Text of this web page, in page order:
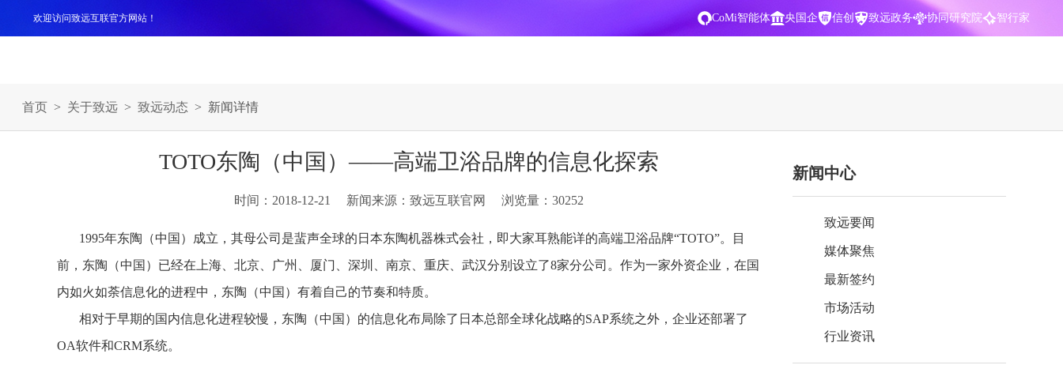
欢迎访问致远互联官方网站！ CoMi智能体 央国企 信创 致远政务 协同研究院 智行家
新一代AI智能体家族
CoMi Builder CoMi APP
Agent驱动，千人千面，高效办公
协同运营与业务创新深度融合
央国企一体化 文事会一体化
让数字资产为企业运营管理决策提供
信创
安全可控的信创 全面适配 助力专精特新企业实力进阶 构建一体化协同运营管理平台
智能风控合规
首页 > 关于致远 > 致远动态 > 新闻详情
新闻中心
致远要闻
媒体聚焦
最新签约
市场活动
行业资讯
TOTO东陶（中国）——高端卫浴品牌的信息化探索
时间：2018-12-21 新闻来源：致远互联官网 浏览量：30252
1995年东陶（中国）成立，其母公司是蜚声全球的日本东陶机器株式会社，即大家耳熟能详的高端卫浴品牌“TOTO”。目
前，东陶（中国）已经在上海、北京、广州、厦门、深圳、南京、重庆、武汉分别设立了8家分公司。作为一家外资企业，在国
内如火如荼信息化的进程中，东陶（中国）有着自己的节奏和特质。
相对于早期的国内信息化进程较慢，东陶（中国）的信息化布局除了日本总部全球化战略的SAP系统之外，企业还部署了
OA软件和CRM系统。